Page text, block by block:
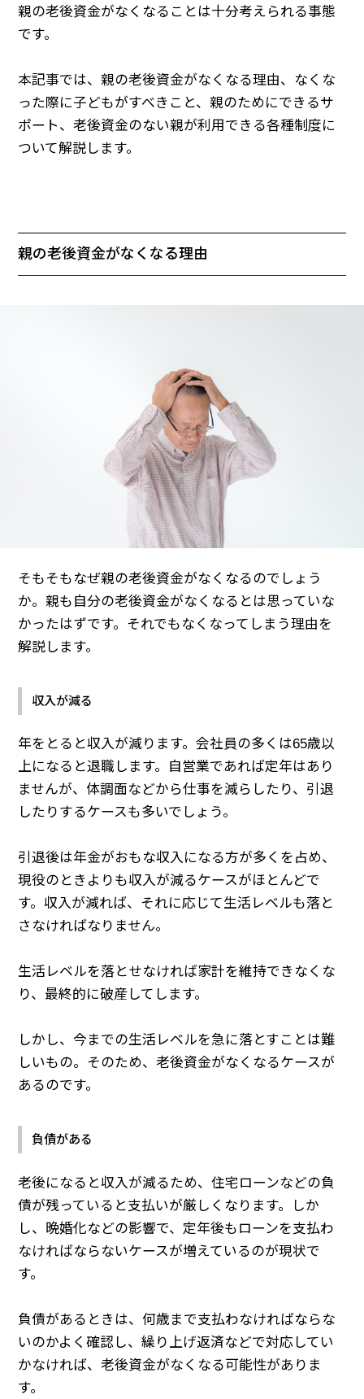
親の老後資金がなくなることは十分考えられる事態
です。
本記事では、親の老後資金がなくなる理由、なくな
った際に子どもがすべきこと、親のためにできるサ
ポート、老後資金のない親が利用できる各種制度に
ついて解説します。
親の老後資金がなくなる理由
そもそもなぜ親の老後資金がなくなるのでしょう
か。親も自分の老後資金がなくなるとは思っていな
かったはずです。それでもなくなってしまう理由を
解説します。
収入が減る
年をとると収入が減ります。会社員の多くは65歳以
上になると退職します。自営業であれば定年はあり
ませんが、体調面などから仕事を減らしたり、引退
したりするケースも多いでしょう。
引退後は年金がおもな収入になる方が多くを占め、
現役のときよりも収入が減るケースがほとんどで
す。収入が減れば、それに応じて生活レベルも落と
さなければなりません。
生活レベルを落とせなければ家計を維持できなくな
り、最終的に破産してします。
しかし、今までの生活レベルを急に落とすことは難
しいもの。そのため、老後資金がなくなるケースが
あるのです。
負債がある
老後になると収入が減るため、住宅ローンなどの負
債が残っていると支払いが厳しくなります。しか
し、晩婚化などの影響で、定年後もローンを支払わ
なければならないケースが増えているのが現状で
す。
負債があるときは、何歳まで支払わなければならな
いのかよく確認し、繰り上げ返済などで対応してい
かなければ、老後資金がなくなる可能性がありま
す。